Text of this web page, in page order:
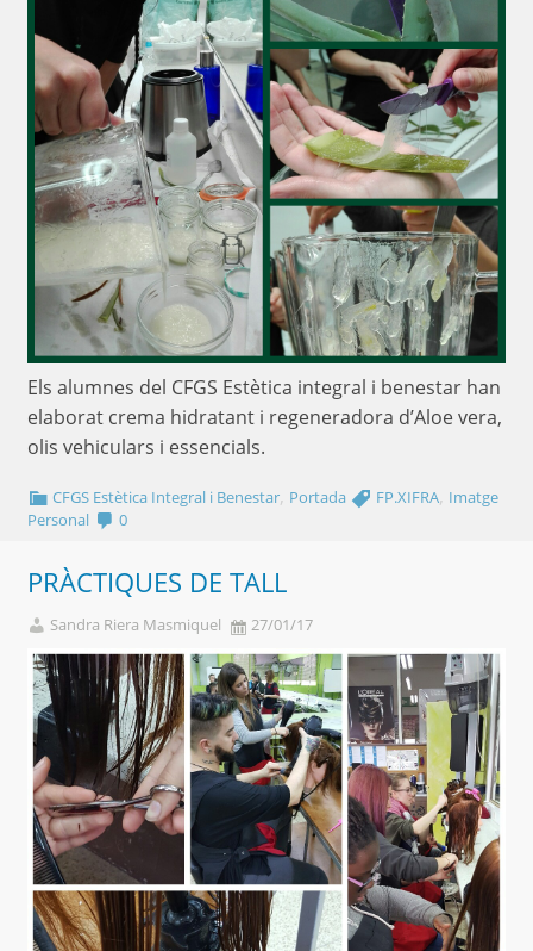
Els alumnes del CFGS Estètica integral i benestar han
elaborat crema hidratant i regeneradora d’Aloe vera,
olis vehiculars i essencials.
CFGS Estètica Integral i Benestar, Portada FP.XIFRA, Imatge
Personal
0
PRÀCTIQUES DE TALL
Sandra Riera Masmiquel 27/01/17